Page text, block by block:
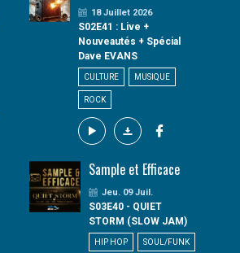
18 Juillet 2026
S02E41 : Live +
Nouveautés + Spécial
Dave EVANS
CULTURE MUSIQUE
ROCK
Sample et Efficace
Jeu. 09 Juil.
S03E40 - QUIET
STORM (SLOW JAM)
HIP HOP SOUL/FUNK